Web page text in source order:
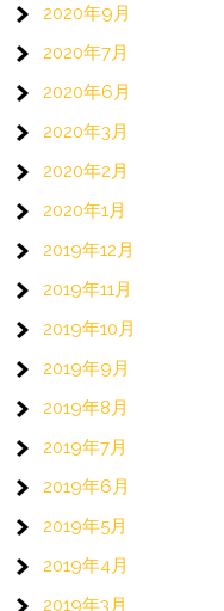
2020年9月
2020年7月
2020年6月
2020年3月
2020年2月
2020年1月
2019年12月
2019年11月
2019年10月
2019年9月
2019年8月
2019年7月
2019年6月
2019年5月
2019年4月
2019年3月